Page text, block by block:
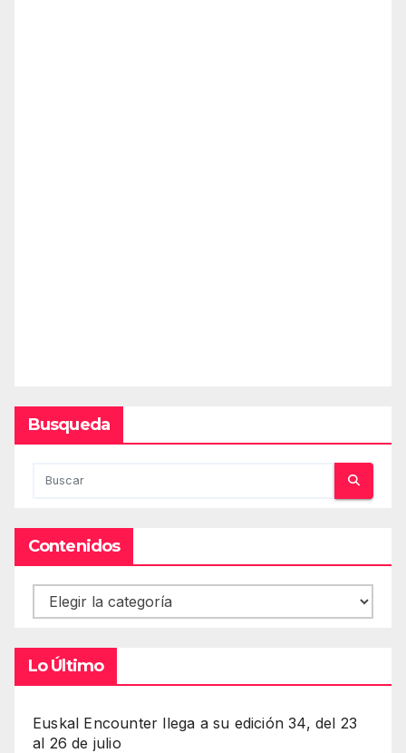
Busqueda
Contenidos
Contenidos
Lo Último
Euskal Encounter llega a su edición 34, del 23
al 26 de julio